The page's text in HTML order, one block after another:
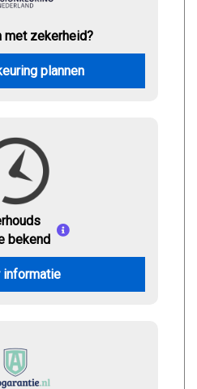
met zekerheid?
plannen
bekend
informatie